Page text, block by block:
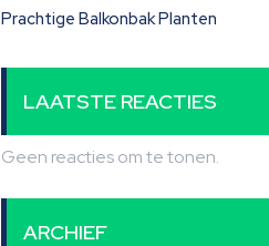
Prachtige Balkonbak Planten
LAATSTE REACTIES
Geen reacties om te tonen.
ARCHIEF